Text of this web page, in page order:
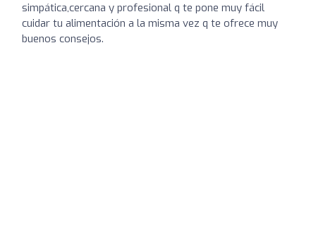
simpática,cercana y profesional q te pone muy fácil
cuidar tu alimentación a la misma vez q te ofrece muy
buenos consejos.